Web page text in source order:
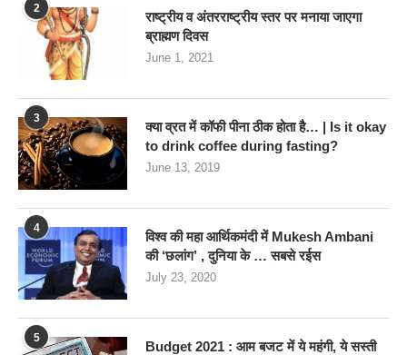
2
राष्ट्रीय व अंतरराष्ट्रीय स्तर पर मनाया जाएगा
ब्राह्मण दिवस
June 1, 2021
3
क्या व्रत में कॉफी पीना ठीक होता है… | Is it okay
to drink coffee during fasting?
June 13, 2019
4
विश्व की महा आर्थिकमंदी में Mukesh Ambani
की ‘छलांग’ , दुनिया के … सबसे रईस
July 23, 2020
5
Budget 2021 : आम बजट में ये महंगी, ये सस्‍ती